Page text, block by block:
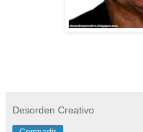
Desorden Creativo